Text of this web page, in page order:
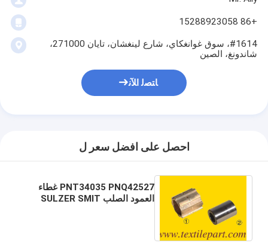
+86 15288923058
#1614، سوق غوانغكاي، شارع لينغشان، تايان 271000،
شاندونغ، الصين
ﺎﺘﺼﻟ ﺍﻶﻧ
احصل على افضل سعر ل
PNT34035 PNQ42527 غطاء
العمود الصلب SULZER SMIT